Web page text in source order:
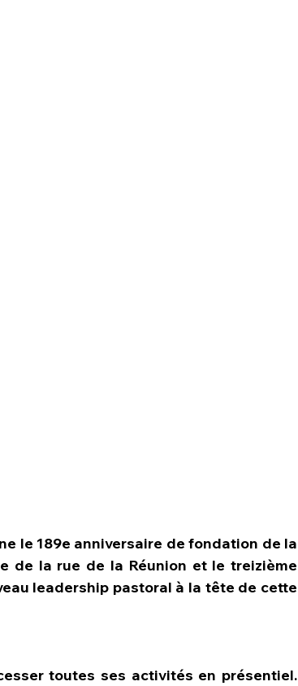
le 189e anniversaire de fondation de la
de la rue de la Réunion et le treizième
leadership pastoral à la tête de cette
toutes ses activités en présentiel.